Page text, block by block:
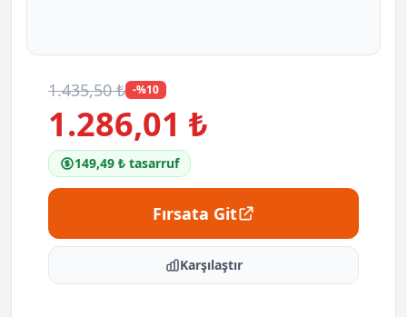
1.435,50 ₺ -%10
1.286,01 ₺
149,49 ₺ tasarruf
Fırsata Git
Karşılaştır